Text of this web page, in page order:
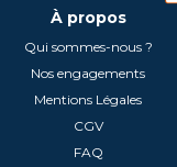
À propos
Qui sommes-nous ?
Nos engagements
Mentions Légales
CGV
FAQ